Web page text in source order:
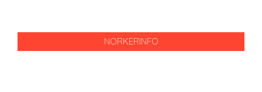
NORKERINFO